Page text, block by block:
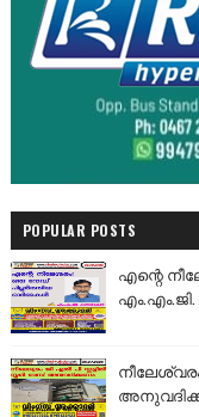
POPULAR POSTS
എന്റെ